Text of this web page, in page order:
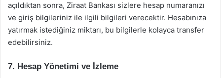
açıldıktan sonra, Ziraat Bankası sizlere hesap numaranızı
ve giriş bilgileriniz ile ilgili bilgileri verecektir. Hesabınıza
yatırmak istediğiniz miktarı, bu bilgilerle kolayca transfer
edebilirsiniz.
7. Hesap Yönetimi ve İzleme